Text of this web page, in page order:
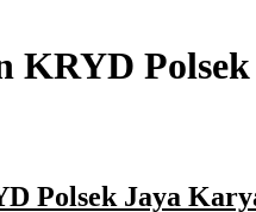
KRYD
Polsek Jaya